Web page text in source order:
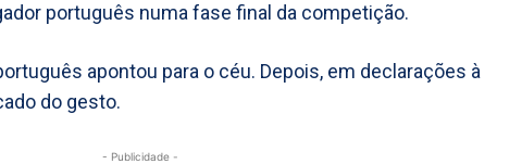
português numa fase final da competição.
apontou para o céu. Depois, em declarações à
do gesto.
- Publicidade -